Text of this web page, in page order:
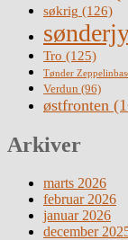
søkrig (126)
Tro (125)
Tønder
Verdun (96)
østfronten
Arkiver
marts 2026
februar 2026
januar 2026
december